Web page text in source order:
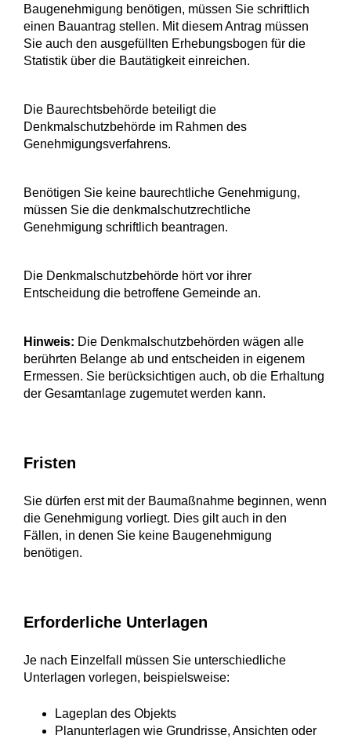
Baugenehmigung benötigen, müssen Sie schriftlich
einen Bauantrag stellen. Mit diesem Antrag müssen
Sie auch den ausgefüllten Erhebungsbogen für die
Statistik über die Bautätigkeit einreichen.
Die Baurechtsbehörde beteiligt die
Denkmalschutzbehörde im Rahmen des
Genehmigungsverfahrens.
Benötigen Sie keine baurechtliche Genehmigung,
müssen Sie die denkmalschutzrechtliche
Genehmigung schriftlich beantragen.
Die Denkmalschutzbehörde hört vor ihrer
Entscheidung die betroffene Gemeinde an.
Hinweis: Die Denkmalschutzbehörden wägen alle
berührten Belange ab und entscheiden in eigenem
Ermessen. Sie berücksichtigen auch, ob die Erhaltung
der Gesamtanlage zugemutet werden kann.
Fristen
Sie dürfen erst mit der Baumaßnahme beginnen, wenn
die Genehmigung vorliegt. Dies gilt auch in den
Fällen, in denen Sie keine Baugenehmigung
benötigen.
Erforderliche Unterlagen
Je nach Einzelfall müssen Sie unterschiedliche
Unterlagen vorlegen, beispielsweise:
Lageplan des Objekts
Planunterlagen wie Grundrisse, Ansichten oder